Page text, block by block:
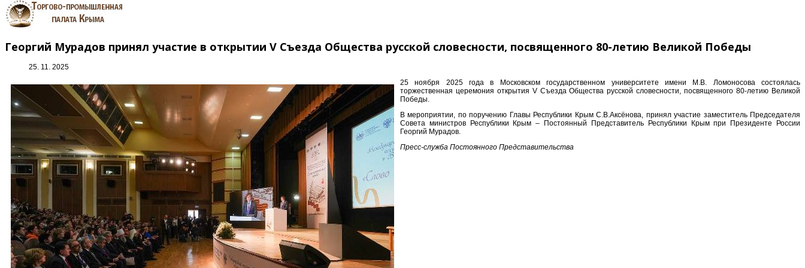
Георгий Мурадов принял участие в открытии V Съезда Общества русской словесности, посвященного 80-летию Великой Победы
25. 11. 2025
25 ноября 2025 года в Московском государственном университете имени М.В. Ломоносова состоялась
торжественная церемония открытия V Съезда Общества русской словесности, посвященного 80-летию Великой
Победы.
В мероприятии, по поручению Главы Республики Крым С.В.Аксёнова, принял участие заместитель Председателя
Совета министров Республики Крым – Постоянный Представитель Республики Крым при Президенте России
Георгий Мурадов.
Пресс-служба Постоянного Представительства